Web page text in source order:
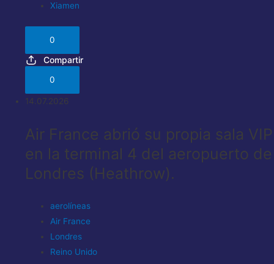
Xiamen
0
Compartir
0
14.07.2026
Air France abrió su propia sala VIP
en la terminal 4 del aeropuerto de
Londres (Heathrow).
aerolíneas
Air France
Londres
Reino Unido